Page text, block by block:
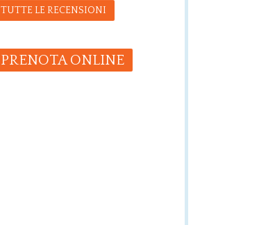
TUTTE LE RECENSIONI
PRENOTA ONLINE